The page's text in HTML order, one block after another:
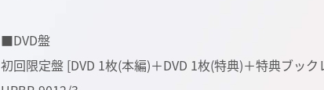
■DVD盤
初回限定盤 [DVD 1枚(本編)＋DVD 1枚(特典)＋特典ブッ